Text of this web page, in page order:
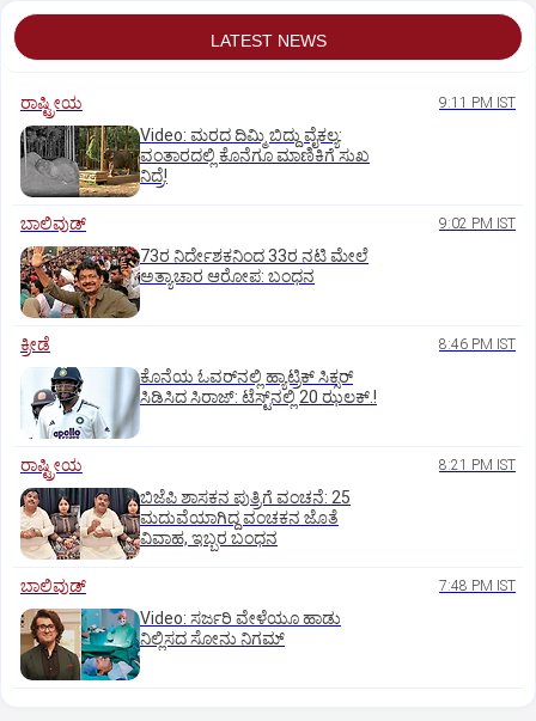
LATEST NEWS
ರಾಷ್ಟ್ರೀಯ 9:11 PM IST
Video: ಮರದ ದಿಮ್ಮಿ ಬಿದ್ದು ವೈಕಲ್ಯ:
ವಂತಾರದಲ್ಲಿ ಕೊನೆಗೂ ಮಾಣಿಕಿಗೆ ಸುಖ
ನಿದ್ರೆ!
ಬಾಲಿವುಡ್‌ 9:02 PM IST
73ರ ನಿರ್ದೇಶಕನಿಂದ 33ರ ನಟಿ ಮೇಲೆ
ಅತ್ಯಾಚಾರ ಆರೋಪ: ಬಂಧನ
ಕ್ರೀಡೆ 8:46 PM IST
ಕೊನೆಯ ಓವರ್‌ನಲ್ಲಿ ಹ್ಯಾಟ್ರಿಕ್ ಸಿಕ್ಸರ್‌
ಸಿಡಿಸಿದ ಸಿರಾಜ್:‌ ಟೆಸ್ಟ್‌ನಲ್ಲಿ 20 ಝಲಕ್.!‌
ರಾಷ್ಟ್ರೀಯ 8:21 PM IST
ಬಿಜೆಪಿ ಶಾಸಕನ ಪುತ್ರಿಗೆ ವಂಚನೆ: 25
ಮದುವೆಯಾಗಿದ್ದ ವಂಚಕನ ಜೊತೆ
ವಿವಾಹ, ಇಬ್ಬರ ಬಂಧನ
ಬಾಲಿವುಡ್‌ 7:48 PM IST
‌Video: ಸರ್ಜರಿ ವೇಳೆಯೂ ಹಾಡು
ನಿಲ್ಲಿಸದ ಸೋನು ನಿಗಮ್